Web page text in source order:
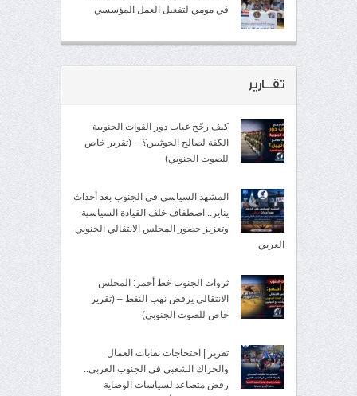
في مومي لتفعيل العمل المؤسسي
تقــارير
كيف رجّح غياب دور القوات الجنوبية
الكفة لصالح الحوثيين؟ – (تقرير خاص
للصوت الجنوبي)
المشهد السياسي في الجنوب بعد أحداث
يناير.. اصطفاف خلف القيادة السياسية
وتعزيز حضور المجلس الانتقالي الجنوبي
العربي
ثروات الجنوب خط أحمر: المجلس
الانتقالي يرفض نهب النفط – (تقرير
خاص للصوت الجنوبي)
تقرير | احتجاجات نقابات العمال
والحراك الشعبي في الجنوب العربي..
رفض متصاعد لسياسات الوصاية